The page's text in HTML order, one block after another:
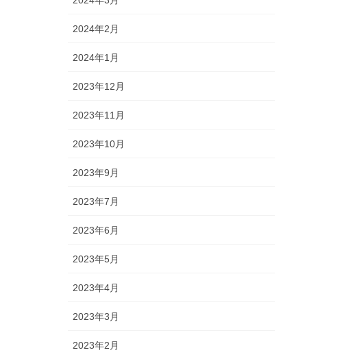
2024年2月
2024年1月
2023年12月
2023年11月
2023年10月
2023年9月
2023年7月
2023年6月
2023年5月
2023年4月
2023年3月
2023年2月